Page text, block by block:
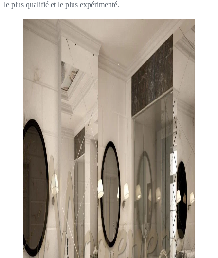
le plus qualifié et le plus expérimenté.